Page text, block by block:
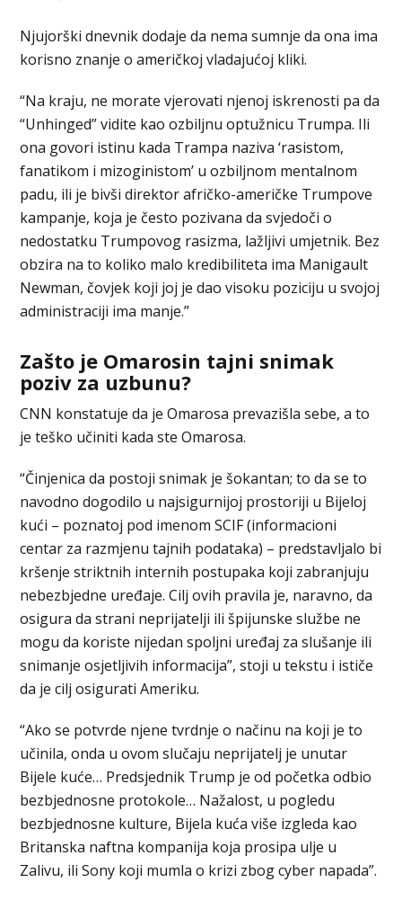
Njujorški dnevnik dodaje da nema sumnje da ona ima
korisno znanje o američkoj vladajućoj kliki.
“Na kraju, ne morate vjerovati njenoj iskrenosti pa da
“Unhinged” vidite kao ozbiljnu optužnicu Trumpa. Ili
ona govori istinu kada Trampa naziva ‘rasistom,
fanatikom i mizoginistom’ u ozbiljnom mentalnom
padu, ili je bivši direktor afričko-američke Trumpove
kampanje, koja je često pozivana da svjedoči o
nedostatku Trumpovog rasizma, lažljivi umjetnik. Bez
obzira na to koliko malo kredibiliteta ima Manigault
Newman, čovjek koji joj je dao visoku poziciju u svojoj
administraciji ima manje.”
Zašto je Omarosin tajni snimak
poziv za uzbunu?
CNN konstatuje da je Omarosa prevazišla sebe, a to
je teško učiniti kada ste Omarosa.
“Činjenica da postoji snimak je šokantan; to da se to
navodno dogodilo u najsigurnijoj prostoriji u Bijeloj
kući – poznatoj pod imenom SCIF (informacioni
centar za razmjenu tajnih podataka) – predstavljalo bi
kršenje striktnih internih postupaka koji zabranjuju
nebezbjedne uređaje. Cilj ovih pravila je, naravno, da
osigura da strani neprijatelji ili špijunske službe ne
mogu da koriste nijedan spoljni uređaj za slušanje ili
snimanje osjetljivih informacija”, stoji u tekstu i ističe
da je cilj osigurati Ameriku.
“Ako se potvrde njene tvrdnje o načinu na koji je to
učinila, onda u ovom slučaju neprijatelj je unutar
Bijele kuće… Predsjednik Trump je od početka odbio
bezbjednosne protokole… Nažalost, u pogledu
bezbjednosne kulture, Bijela kuća više izgleda kao
Britanska naftna kompanija koja prosipa ulje u
Zalivu, ili Sony koji mumla o krizi zbog cyber napada”.